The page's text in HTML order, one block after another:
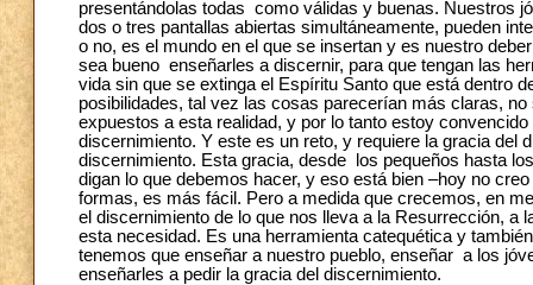
presentándolas todas como válidas y buenas. Nuestros
dos o tres pantallas abiertas simultáneamente, pueden
o no, es el mundo en el que se insertan y es nuestro
sea bueno enseñarles a discernir, para que tengan las
vida sin que se extinga el Espíritu Santo que está dentro
posibilidades, tal vez las cosas parecerían más claras,
expuestos a esta realidad, y por lo tanto estoy
discernimiento. Y este es un reto, y requiere la gracia del
discernimiento. Esta gracia, desde los pequeños hasta
digan lo que debemos hacer, y eso está bien –hoy no
formas, es más fácil. Pero a medida que crecemos, en
el discernimiento de lo que nos lleva a la Resurrección, a
esta necesidad. Es una herramienta catequética y
tenemos que enseñar a nuestro pueblo, enseñar a los
enseñarles a pedir la gracia del discernimiento.